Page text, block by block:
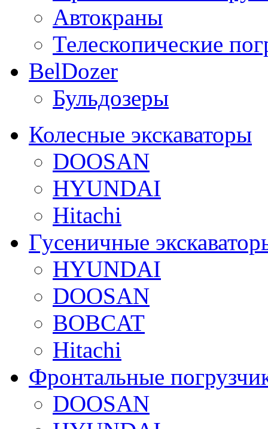
Автокраны
Телескопические
BelDozer
Бульдозеры
Колесные экскаваторы
DOOSAN
HYUNDAI
Hitachi
Гусеничные
HYUNDAI
DOOSAN
BOBCAT
Hitachi
Фронтальные
DOOSAN